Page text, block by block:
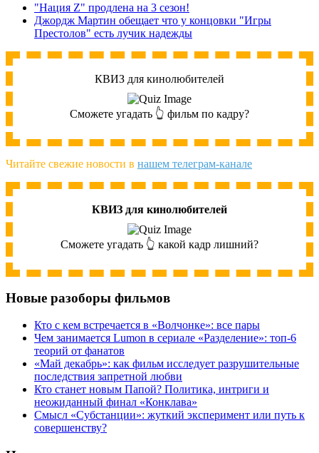
"Нация Z" продлена на 3 сезон!
Джордж Мартин обещает что у концовки "Игры
Престолов" есть лучик надежды
КВИЗ для кинолюбителей
Сможете угадать 👆 фильм по кадру?
Читайте свежие новости в нашем телеграм-канале
КВИЗ для кинолюбителей
Сможете угадать 👆 какой кадр лишний?
Новые разоборы фильмов
Кто с кем встречается в «Волчонке»: все пары
Чем занимается Lumon в сериале «Разделение»: топ-6
теорий от фанатов
«Май декабрь»: как фильм исследует разрушительные
последствия запретной любви
Кто станет новым Папой? Политика, интриги и
неожиданный финал «Конклава»
Cмысл «Субстанции»: жуткий эксперимент или путь к
совершенству?